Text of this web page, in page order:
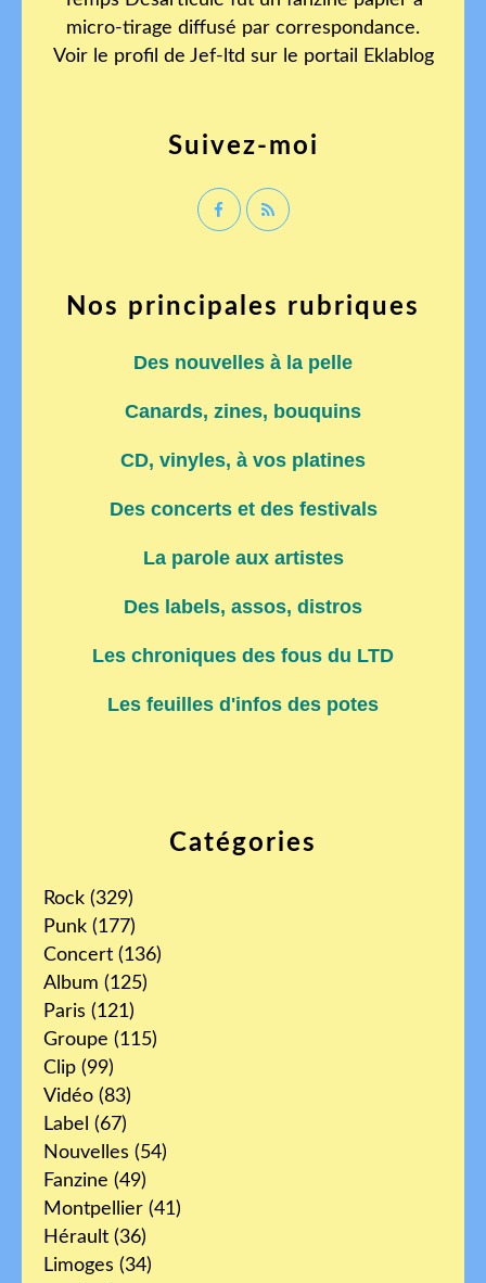
Catégories
Rock (329)
Punk (177)
Concert (136)
Album (125)
Paris (121)
Groupe (115)
Clip (99)
Vidéo (83)
Label (67)
Nouvelles (54)
Fanzine (49)
Montpellier (41)
Hérault (36)
Limoges (34)
micro-tirage diffusé par correspondance.
Voir le profil de Jef-ltd sur le portail Eklablog
Suivez-moi
Nos principales rubriques
Des nouvelles à la pelle
Canards, zines, bouquins
CD, vinyles, à vos platines
Des concerts et des festivals
La parole aux artistes
Des labels, assos, distros
Les chroniques des fous du LTD
Les feuilles d'infos des potes